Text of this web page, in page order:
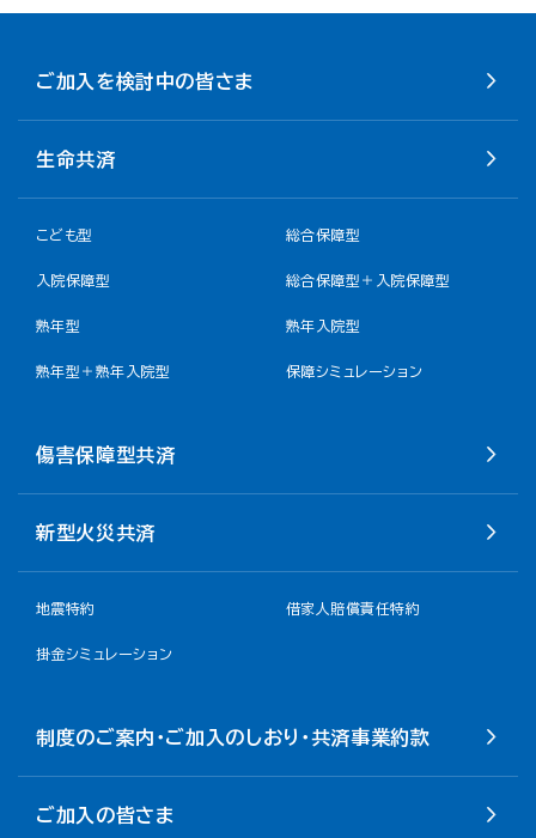
ご加入を検討中の皆さま
生命共済
こども型 総合保障型
入院保障型 総合保障型＋入院保障型
熟年型 熟年入院型
熟年型＋熟年入院型 保障シミュレーション
傷害保障型共済
新型火災共済
地震特約 借家人賠償責任特約
掛金シミュレーション
制度のご案内・ご加入のしおり・共済事業約款
ご加入の皆さま